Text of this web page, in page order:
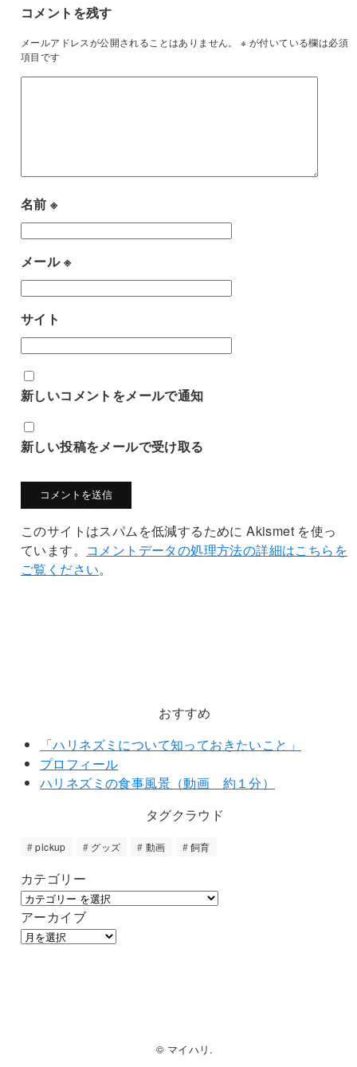
コメントを残す
メールアドレスが公開されることはありません。 ※ が付いている欄は必須
項目です
名前※
メール※
サイト
新しいコメントをメールで通知
新しい投稿をメールで受け取る
このサイトはスパムを低減するために Akismet を使っ
ています。 コメントデータの処理方法の詳細はこちらを
ご覧ください。
おすすめ
「ハリネズミについて知っておきたいこと」
プロフィール
ハリネズミの食事風景（動画 約１分）
タグクラウド
pickup グッズ 動画 飼育
カテゴリー
アーカイブ
© マイハリ.